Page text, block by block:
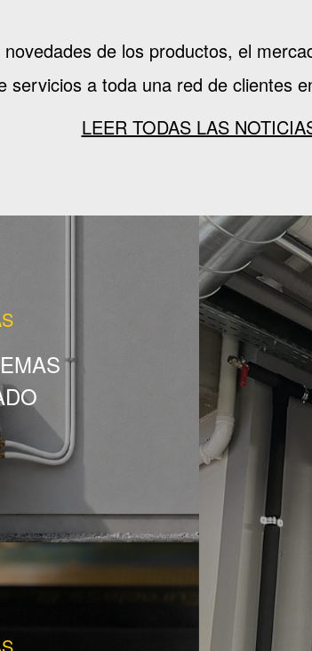
de los productos, el
servicios a toda una red de clientes
LEER TODAS LAS